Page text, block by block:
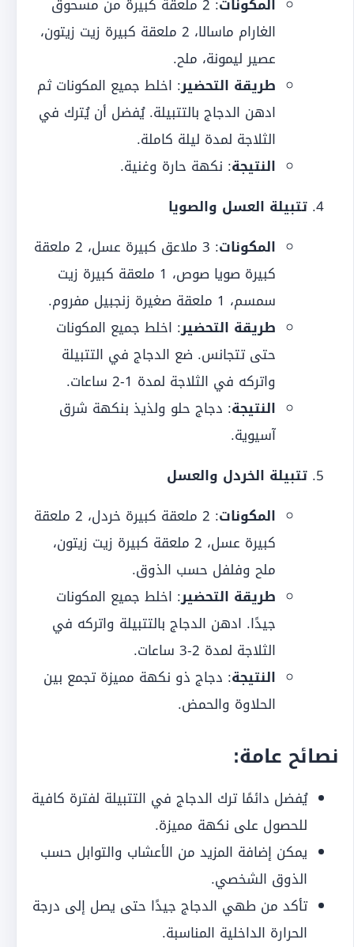
الغارام ماسالا، 2 ملعقة كبيرة زيت زيتون،
عصير ليمونة، ملح.
طريقة التحضير: اخلط جميع المكونات ثم
ادهن الدجاج بالتتبيلة. يُفضل أن يُترك في
الثلاجة لمدة ليلة كاملة.
النتيجة: نكهة حارة وغنية.
تتبيلة العسل والصويا
المكونات
: 3 ملاعق كبيرة عسل، 2 ملعقة
كبيرة صويا صوص، 1 ملعقة كبيرة زيت
سمسم، 1 ملعقة صغيرة زنجبيل مفروم.
طريقة التحضير: اخلط جميع المكونات
حتى تتجانس. ضع الدجاج في التتبيلة
واتركه في الثلاجة لمدة 1-2 ساعات.
النتيجة: دجاج حلو ولذيذ بنكهة شرق
آسيوية.
تتبيلة الخردل والعسل
المكونات
: 2 ملعقة كبيرة خردل، 2 ملعقة
كبيرة عسل، 2 ملعقة كبيرة زيت زيتون،
ملح وفلفل حسب الذوق.
طريقة التحضير: اخلط جميع المكونات
جيدًا. ادهن الدجاج بالتتبيلة واتركه في
الثلاجة لمدة 2-3 ساعات.
النتيجة: دجاج ذو نكهة مميزة تجمع بين
الحلاوة والحمض.
نصائح عامة:
يُفضل دائمًا ترك الدجاج في التتبيلة لفترة كافية
للحصول على نكهة مميزة.
يمكن إضافة المزيد من الأعشاب والتوابل حسب
الذوق الشخصي.
تأكد من طهي الدجاج جيدًا حتى يصل إلى درجة
الحرارة الداخلية المناسبة.